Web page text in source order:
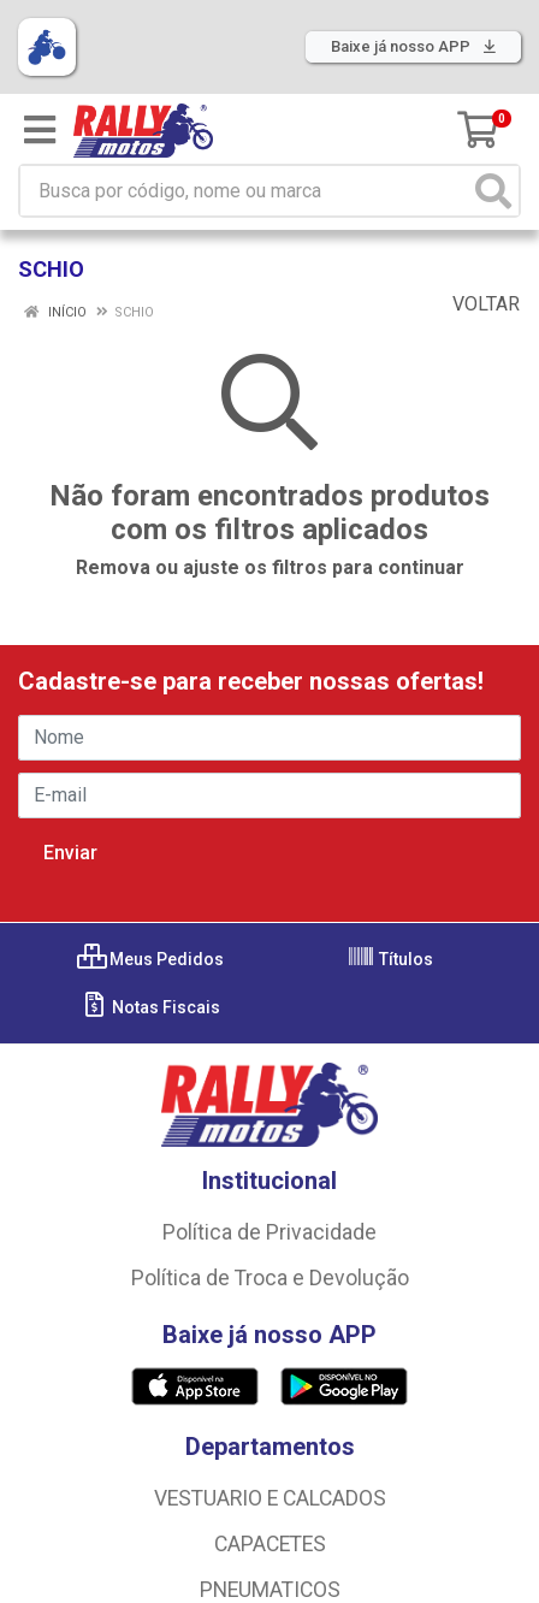
Baixe já nosso APP
0
SCHIO
VOLTAR
INÍCIO SCHIO
Não foram encontrados produtos
com os filtros aplicados
Remova ou ajuste os filtros para continuar
Cadastre-se para receber nossas ofertas!
Meus Pedidos Títulos
Notas Fiscais
Institucional
Política de Privacidade
Política de Troca e Devolução
Baixe já nosso APP
Departamentos
VESTUARIO E CALCADOS
CAPACETES
PNEUMATICOS